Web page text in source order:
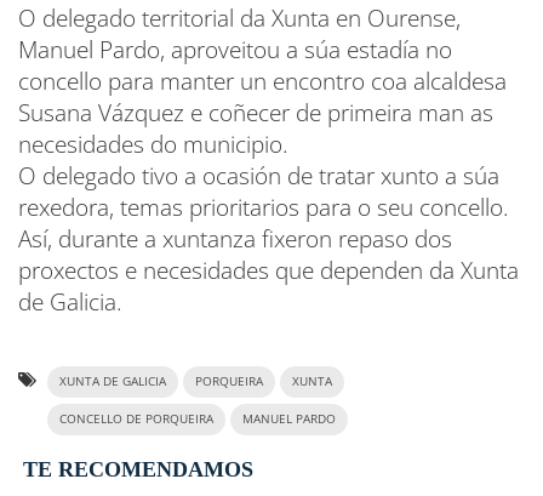
O delegado territorial da Xunta en Ourense,
Manuel Pardo, aproveitou a súa estadía no
concello para manter un encontro coa alcaldesa
Susana Vázquez e coñecer de primeira man as
necesidades do municipio.
O delegado tivo a ocasión de tratar xunto a súa
rexedora, temas prioritarios para o seu concello.
Así, durante a xuntanza fixeron repaso dos
proxectos e necesidades que dependen da Xunta
de Galicia.
XUNTA DE GALICIA PORQUEIRA XUNTA
CONCELLO DE PORQUEIRA MANUEL PARDO
TE RECOMENDAMOS